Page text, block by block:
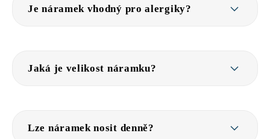
Je náramek vhodný pro alergiky?
Jaká je velikost náramku?
Lze náramek nosit denně?